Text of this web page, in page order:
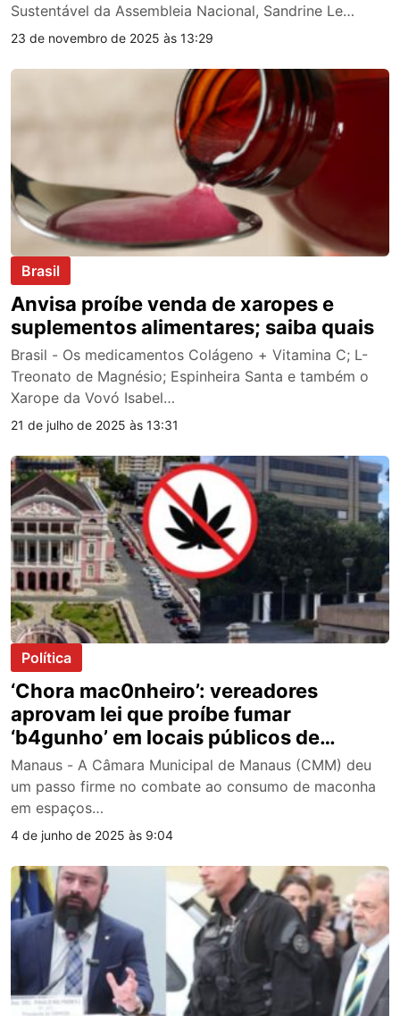
Sustentável da Assembleia Nacional, Sandrine Le…
23 de novembro de 2025 às 13:29
Brasil
Anvisa proíbe venda de xaropes e
suplementos alimentares; saiba quais
Brasil - Os medicamentos Colágeno + Vitamina C; L-
Treonato de Magnésio; Espinheira Santa e também o
Xarope da Vovó Isabel…
21 de julho de 2025 às 13:31
Política
‘Chora mac0nheiro’: vereadores
aprovam lei que proíbe fumar
‘b4gunho’ em locais públicos de
Manaus
Manaus - A Câmara Municipal de Manaus (CMM) deu
um passo firme no combate ao consumo de maconha
em espaços…
4 de junho de 2025 às 9:04